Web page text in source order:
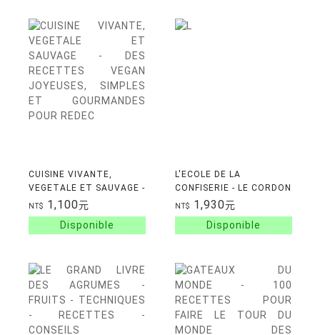
CUISINE VIVANTE,
VEGETALE ET SAUVAGE -
DES RECETTES VEGAN
JOYEUSES, SIMPLES ET
GOURMANDES POUR
NT$ 1,100元
L'ECOLE DE LA
CONFISERIE - LE CORDON
BLEU
NT$ 1,930元